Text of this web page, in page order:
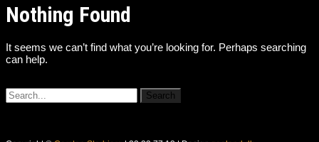
Nothing Found
It seems we can’t find what you’re looking for. Perhaps searching
can help.